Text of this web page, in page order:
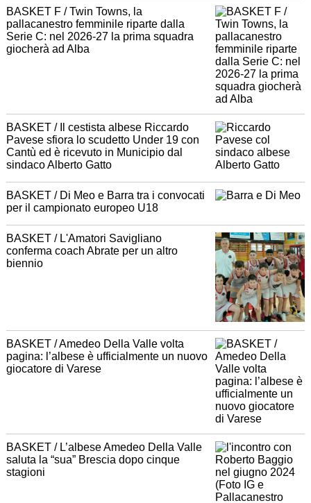
BASKET F / Twin Towns, la
pallacanestro femminile riparte dalla
Serie C: nel 2026-27 la prima squadra
giocherà ad Alba
BASKET / Il cestista albese Riccardo
Pavese sfiora lo scudetto Under 19 con
Cantù ed è ricevuto in Municipio dal
sindaco Alberto Gatto
BASKET / Di Meo e Barra tra i convocati
per il campionato europeo U18
BASKET / L'Amatori Savigliano
conferma coach Abrate per un altro
biennio
BASKET / Amedeo Della Valle volta
pagina: l’albese è ufficialmente un nuovo
giocatore di Varese
BASKET / L’albese Amedeo Della Valle
saluta la “sua” Brescia dopo cinque
stagioni